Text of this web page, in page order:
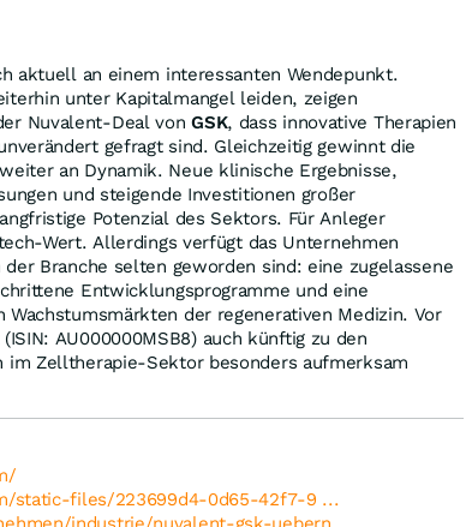
aktuell an einem interessanten Wendepunkt.
unter Kapitalmangel leiden, zeigen
Nuvalent-Deal vonGSK, dass innovative Therapien
gefragt sind. Gleichzeitig gewinnt die
an Dynamik. Neue klinische Ergebnisse,
und steigende Investitionen großer
Potenzial des Sektors. Für Anleger
Wert. Allerdings verfügt das Unternehmen
Branche selten geworden sind: eine zugelassene
Entwicklungsprogramme und eine
der regenerativen Medizin. Vor
(ISIN: AU000000MSB8) auch künftig zu den
im Zelltherapie-Sektor besonders aufmerksam
static-files/223699d4-0d65-42f7-9 ...